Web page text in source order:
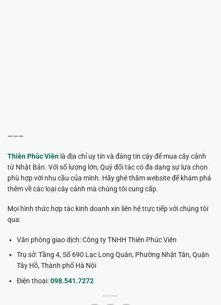
———
Thiên Phúc Viên là địa chỉ uy tín và đáng tin cậy để mua cây cảnh
từ Nhật Bản. Với số lượng lớn, Quý đối tác có đa dạng sự lựa chọn
phù hợp với nhu cầu của mình. Hãy ghé thăm website để khám phá
thêm về các loại cây cảnh mà chúng tôi cung cấp.
Mọi hình thức hợp tác kinh doanh xin liên hệ trực tiếp với chúng tôi
qua:
Văn phòng giao dịch: Công ty TNHH Thiên Phúc Viên
Trụ sở: Tầng 4, Số 690 Lạc Long Quân, Phường Nhật Tân, Quận
Tây Hồ, Thành phố Hà Nội
Điện thoại:098.541.7272